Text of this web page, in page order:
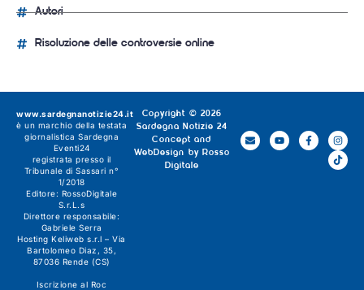
Autori
Risoluzione delle controversie online
Copyright © 2026
Sardegna Notizie 24
Concept and
WebDesign by Rosso
Digitale
www.sardegnanotizie24.it
è un marchio della testata
giornalistica Sardegna
Eventi24
registrata presso il
Tribunale di Sassari n°
1/2018
Editore: RossoDigitale
S.r.L.s
Direttore responsabile:
Gabriele Serra
Hosting Keliweb s.r.l – Via
Bartolomeo Diaz, 35,
87036 Rende (CS)
Iscrizione al Roc